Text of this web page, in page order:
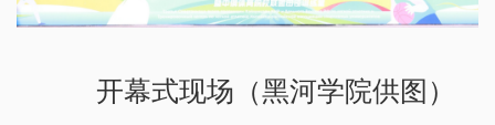
开幕式现场（黑河学院供图）